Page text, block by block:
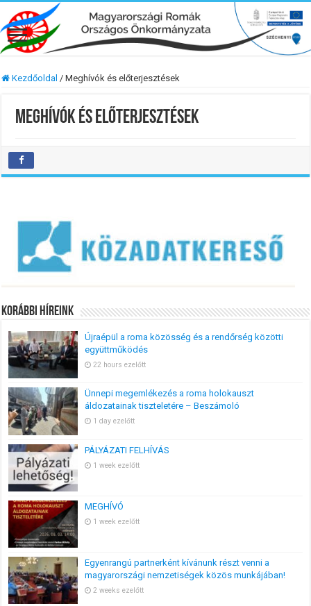
Kezdőoldal / Meghívók és előterjesztések
Meghívók és előterjesztések
Korábbi Híreink
Újraépül a roma közösség és a rendőrség közötti
együttműködés
22 hours ezelőtt
Ünnepi megemlékezés a roma holokauszt
áldozatainak tiszteletére – Beszámoló
1 day ezelőtt
PÁLYÁZATI FELHÍVÁS
1 week ezelőtt
MEGHÍVÓ
1 week ezelőtt
Egyenrangú partnerként kívánunk részt venni a
magyarországi nemzetiségek közös munkájában!
2 weeks ezelőtt